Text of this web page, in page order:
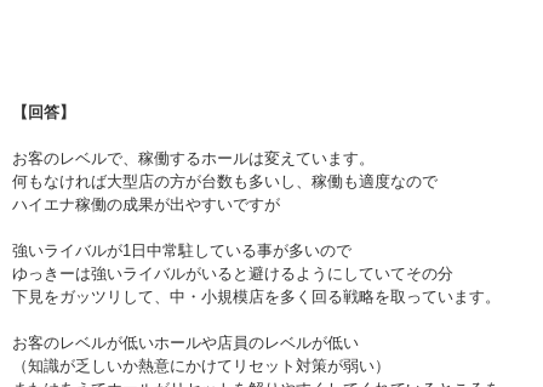
【回答】
お客のレベルで、稼働するホールは変えています。
何もなければ大型店の方が台数も多いし、稼働も適度なので
ハイエナ稼働の成果が出やすいですが
強いライバルが1日中常駐している事が多いので
ゆっきーは強いライバルがいると避けるようにしていてその分
下見をガッツリして、中・小規模店を多く回る戦略を取っています。
お客のレベルが低いホールや店員のレベルが低い
（知識が乏しいか熱意にかけてリセット対策が弱い）